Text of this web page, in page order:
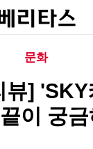
문화
뷰]
이 궁